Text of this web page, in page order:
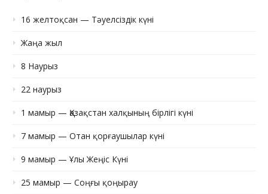
16 желтоқсан — Тәуелсіздік күні
Жаңа жыл
8 Наурыз
22 наурыз
1 мамыр — Қазақстан халқының бірлігі күні
7 мамыр — Отан қорғаушылар күні
9 мамыр — Ұлы Жеңіс Күні
25 мамыр — Соңғы қоңырау